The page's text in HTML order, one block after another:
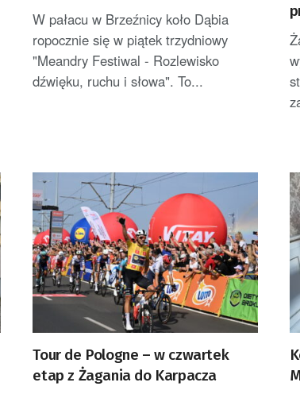
W pałacu w Brzeźnicy koło Dąbia
ropocznie się w piątek trzydniowy
"Meandry Festiwal - Rozlewisko
dźwięku, ruchu i słowa". To...
Tour de Pologne – w czwartek
etap z Żagania do Karpacza